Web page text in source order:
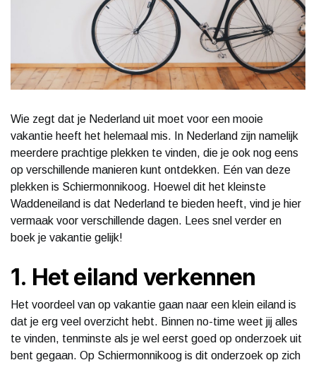
Wie zegt dat je Nederland uit moet voor een mooie
vakantie heeft het helemaal mis. In Nederland zijn namelijk
meerdere prachtige plekken te vinden, die je ook nog eens
op verschillende manieren kunt ontdekken. Eén van deze
plekken is Schiermonnikoog. Hoewel dit het kleinste
Waddeneiland is dat Nederland te bieden heeft, vind je hier
vermaak voor verschillende dagen. Lees snel verder en
boek je vakantie gelijk!
1. Het eiland verkennen
Het voordeel van op vakantie gaan naar een klein eiland is
dat je erg veel overzicht hebt. Binnen no-time weet jij alles
te vinden, tenminste als je wel eerst goed op onderzoek uit
bent gegaan. Op Schiermonnikoog is dit onderzoek op zich